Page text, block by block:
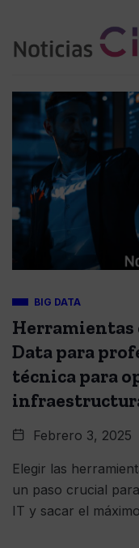
BIG DATA
Herramientas
Data para
técnica para
Febrero 3, 2025
Elegir las
un paso crucial
IT y sacar el máximo